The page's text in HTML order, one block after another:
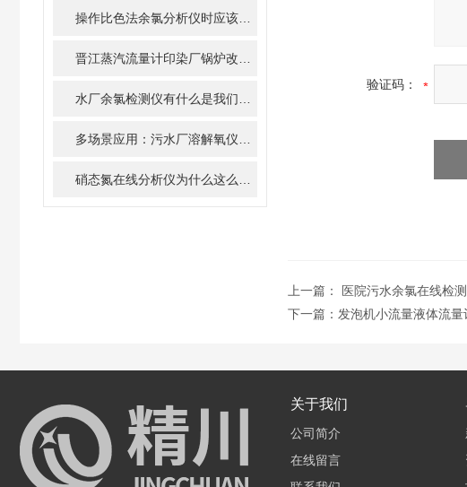
验证码：
上一篇：
医院污水余氯在线检
下一篇： 发泡机小流量液体流
关于我们
公司简介
在线留言